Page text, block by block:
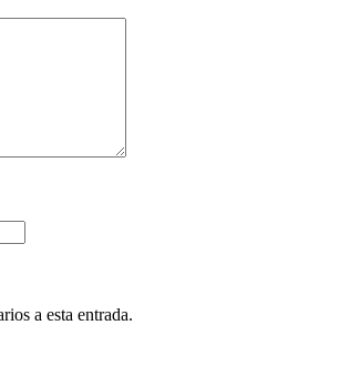
a esta entrada.